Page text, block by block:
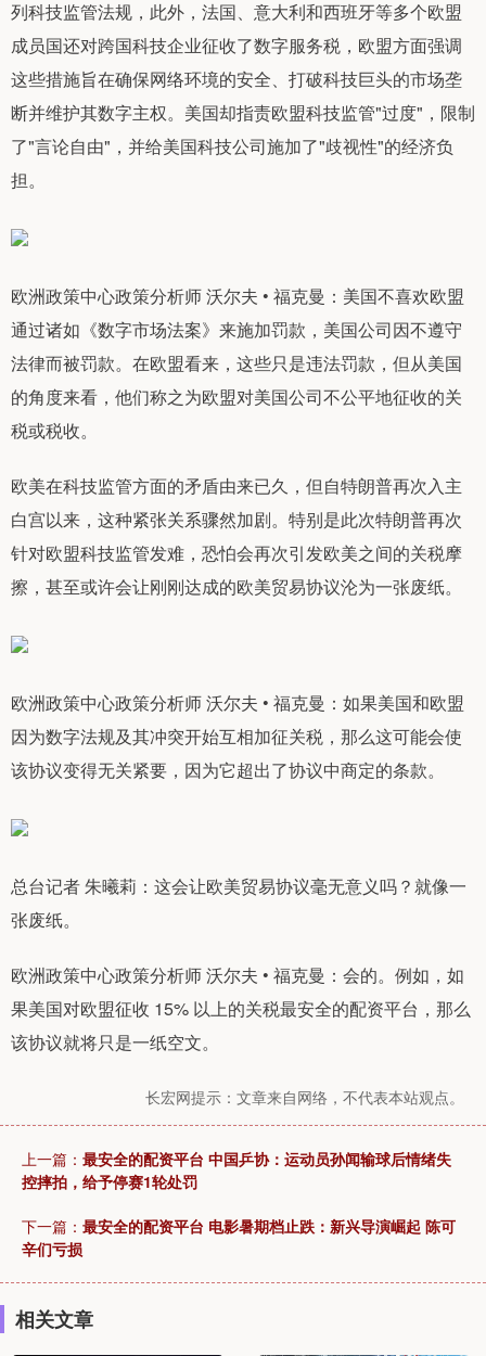
列科技监管法规，此外，法国、意大利和西班牙等多个欧盟
成员国还对跨国科技企业征收了数字服务税，欧盟方面强调
这些措施旨在确保网络环境的安全、打破科技巨头的市场垄
断并维护其数字主权。美国却指责欧盟科技监管"过度"，限制
了"言论自由"，并给美国科技公司施加了"歧视性"的经济负
担。
欧洲政策中心政策分析师 沃尔夫 • 福克曼：美国不喜欢欧盟
通过诸如《数字市场法案》来施加罚款，美国公司因不遵守
法律而被罚款。在欧盟看来，这些只是违法罚款，但从美国
的角度来看，他们称之为欧盟对美国公司不公平地征收的关
税或税收。
欧美在科技监管方面的矛盾由来已久，但自特朗普再次入主
白宫以来，这种紧张关系骤然加剧。特别是此次特朗普再次
针对欧盟科技监管发难，恐怕会再次引发欧美之间的关税摩
擦，甚至或许会让刚刚达成的欧美贸易协议沦为一张废纸。
欧洲政策中心政策分析师 沃尔夫 • 福克曼：如果美国和欧盟
因为数字法规及其冲突开始互相加征关税，那么这可能会使
该协议变得无关紧要，因为它超出了协议中商定的条款。
总台记者 朱曦莉：这会让欧美贸易协议毫无意义吗？就像一
张废纸。
欧洲政策中心政策分析师 沃尔夫 • 福克曼：会的。例如，如
果美国对欧盟征收 15% 以上的关税最安全的配资平台，那么
该协议就将只是一纸空文。
长宏网提示：文章来自网络，不代表本站观点。
上一篇： 最安全的配资平台 中国乒协：运动员孙闻输球后情绪失
控摔拍，给予停赛1轮处罚
下一篇： 最安全的配资平台 电影暑期档止跌：新兴导演崛起 陈可
辛们亏损
相关文章